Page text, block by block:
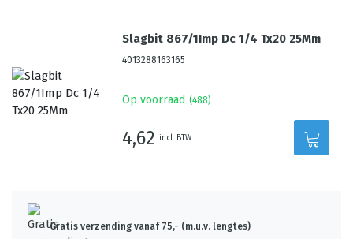
Slagbit 867/1Imp Dc 1/4 Tx20 25Mm
4013288163165
Op voorraad (488)
4,62 incl. BTW
Gratis verzending vanaf 75,- (m.u.v. lengtes)